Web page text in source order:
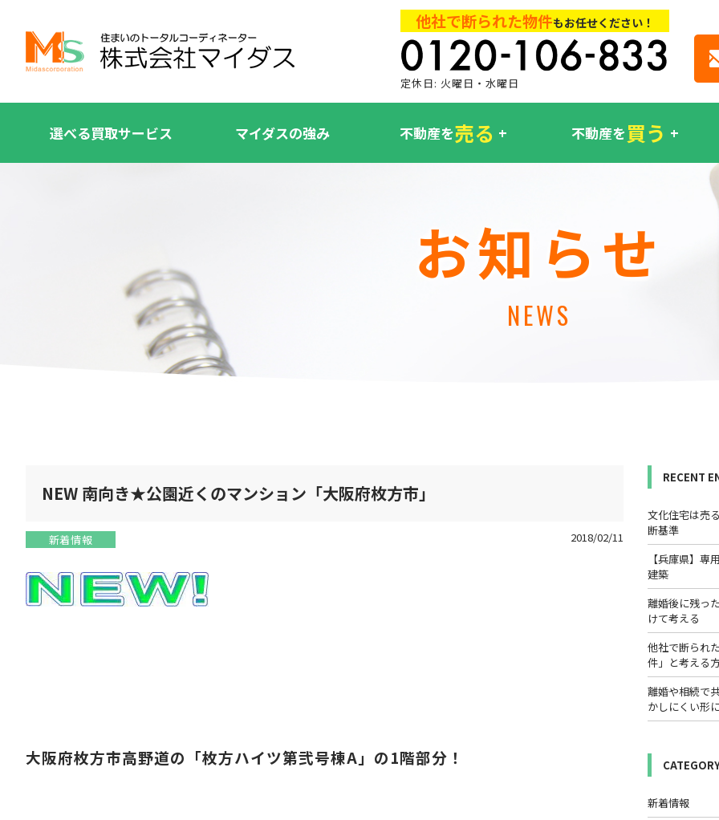
他社で断られた物件もお任せください！
定休日: 火曜日・水曜日
選べる買取サービス マイダスの強み 不動産を売る 不動産を買う
お知らせ
NEWS
NEW 南向き★公園近くのマンション「大阪府枚方市」
新着情報 2018/02/11
大阪府枚方市高野道の「枚方ハイツ第弐号棟A」の1階部分！
RECENT
文化住宅は売
断基準
【兵庫県】
建築
離婚後に残っ
けて考える
他社で断られ
件」と考える
離婚や相続で
かしにくい形
新着情報